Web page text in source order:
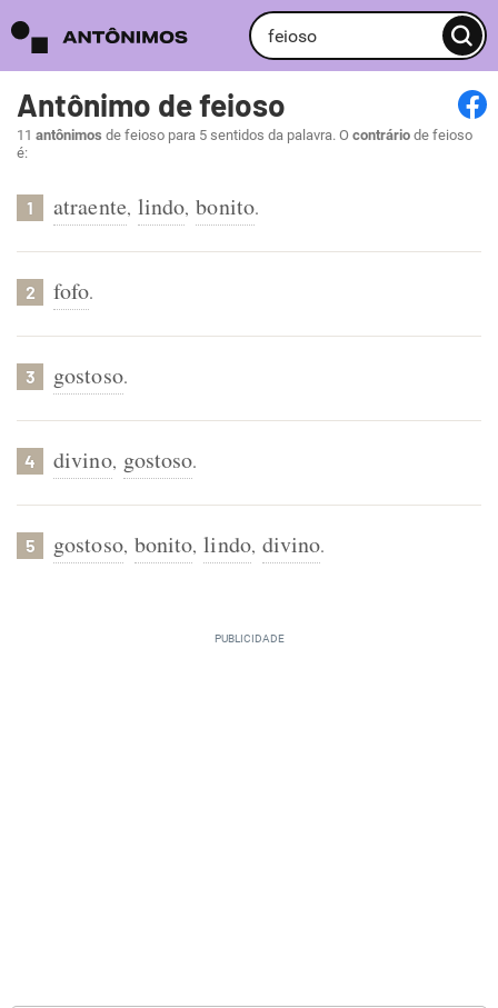
Antônimo de feioso
11 antônimos de feioso para 5 sentidos da palavra. O contrário de feioso
é:
1 atraente, lindo, bonito.
2 fofo.
3 gostoso.
4 divino, gostoso.
5 gostoso, bonito, lindo, divino.